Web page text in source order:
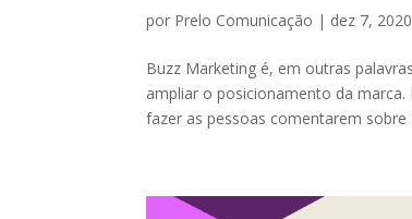
por Prelo Comunicação | dez 7, 2020
Buzz Marketing é, em outras
ampliar o posicionamento da
fazer as pessoas comentarem sobre